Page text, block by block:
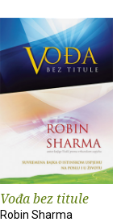
Vođa bez titule
Robin Sharma